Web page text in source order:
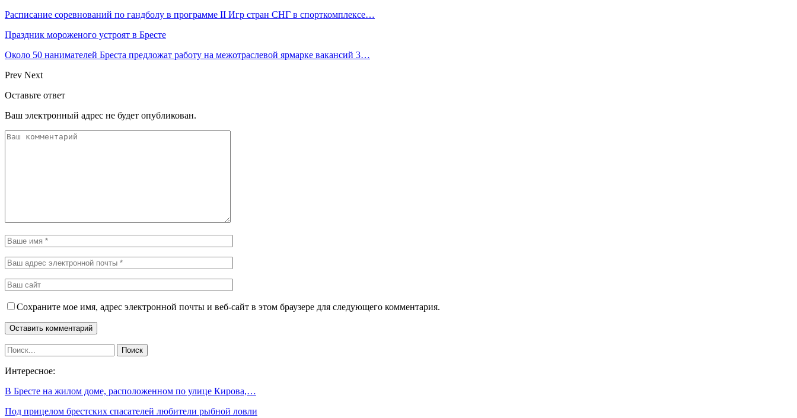
Расписание соревнований по гандболу в программе II Игр стран СНГ в спорткомплексе…
Праздник мороженого устроят в Бресте
Около 50 нанимателей Бреста предложат работу на межотраслевой ярмарке вакансий 3…
Prev Next
Оставьте ответ
Ваш электронный адрес не будет опубликован.
Сохраните мое имя, адрес электронной почты и веб-сайт в этом браузере для следующего комментария.
Интересное:
В Бресте на жилом доме, расположенном по улице Кирова,…
Под прицелом брестских спасателей любители рыбной ловли